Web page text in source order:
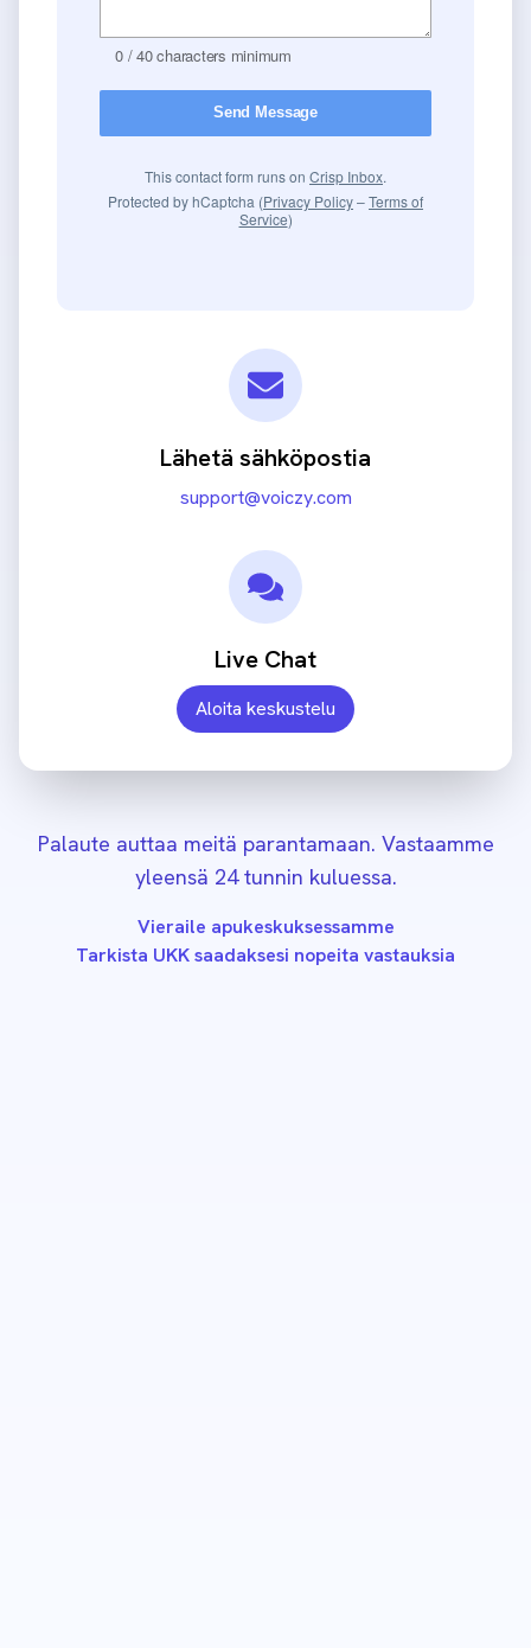
Lähetä sähköpostia
support@voiczy.com
Live Chat
Aloita keskustelu
Palaute auttaa meitä parantamaan. Vastaamme
yleensä 24 tunnin kuluessa.
Vieraile apukeskuksessamme
Tarkista UKK saadaksesi nopeita vastauksia